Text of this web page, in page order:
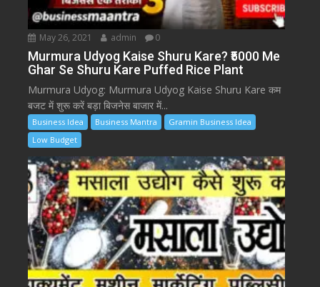
May 26, 2021 admin 0
Murmura Udyog Kaise Shuru Kare? ₹5000 Me
Ghar Se Shuru Kare Puffed Rice Plant
Murmura Udyog: Murmura Udyog Kaise Shuru Kare कम
बजट में शुरू करें बड़ा बिजनेस बाजार में...
Business Idea Business Mantra
Gramin Business Idea
Low Budget